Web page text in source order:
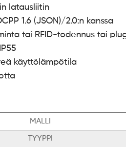
latausliitin
1.6 (JSON)/2.0:n kanssa
tai RFID-todennus tai
käyttölämpötila
MALLI
TYYPPI